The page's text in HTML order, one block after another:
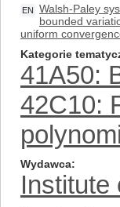
EN Walsh-Paley
bounded
uniform
Kategorie
41A50:
42C10:
Wydawca
Institute